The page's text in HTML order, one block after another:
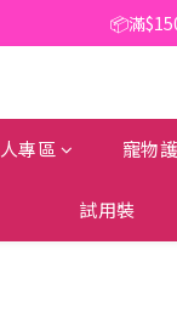
📦滿
📦滿
🥫 罐頭優惠 | 任
📦滿
專區 寵物
試用裝